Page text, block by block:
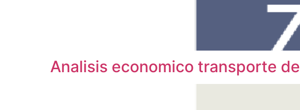
Analisis economico transporte